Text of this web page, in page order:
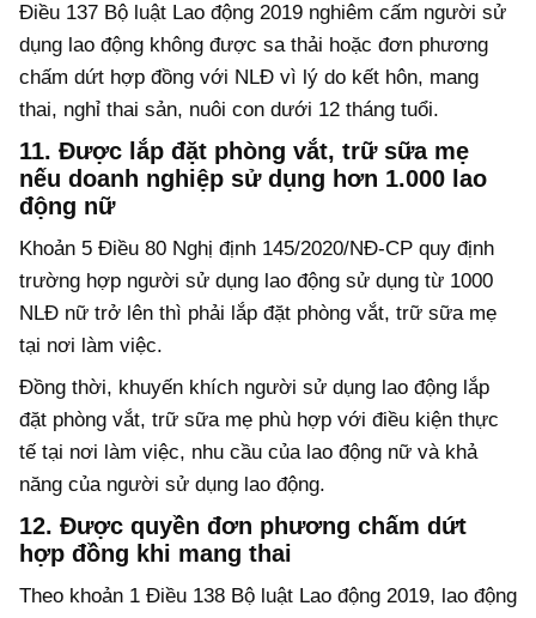
Điều 137 Bộ luật Lao động 2019 nghiêm cấm người sử
dụng lao động không được sa thải hoặc đơn phương
chấm dứt hợp đồng với NLĐ vì lý do kết hôn, mang
thai, nghỉ thai sản, nuôi con dưới 12 tháng tuổi.
11. Được lắp đặt phòng vắt, trữ sữa mẹ
nếu doanh nghiệp sử dụng hơn 1.000 lao
động nữ
Khoản 5 Điều 80 Nghị định 145/2020/NĐ-CP quy định
trường hợp người sử dụng lao động sử dụng từ 1000
NLĐ nữ trở lên thì phải lắp đặt phòng vắt, trữ sữa mẹ
tại nơi làm việc.
Đồng thời, khuyến khích người sử dụng lao động lắp
đặt phòng vắt, trữ sữa mẹ phù hợp với điều kiện thực
tế tại nơi làm việc, nhu cầu của lao động nữ và khả
năng của người sử dụng lao động.
12. Được quyền đơn phương chấm dứt
hợp đồng khi mang thai
Theo khoản 1 Điều 138 Bộ luật Lao động 2019, lao động